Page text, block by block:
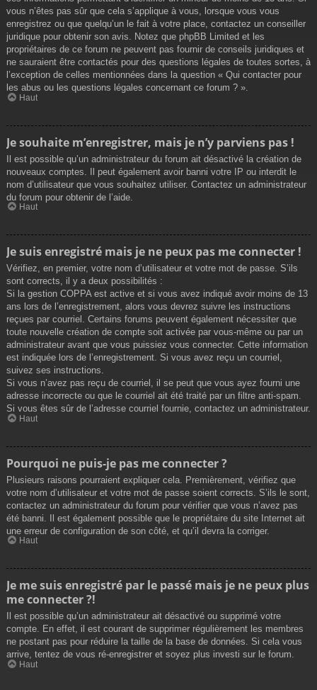
vous n’êtes pas sûr que cela s’applique à vous, lorsque vous vous
enregistrez ou que quelqu’un le fait à votre place, contactez un conseiller
juridique pour obtenir son avis. Notez que phpBB Limited et les
propriétaires de ce forum ne peuvent pas fournir de conseils juridiques et
ne sauraient être contactés pour des questions légales de toutes sortes, à
l’exception de celles mentionnées dans la question « Qui contacter pour
les abus ou les questions légales concernant ce forum ? ».
Haut
Je souhaite m’enregistrer, mais je n’y parviens pas !
Il est possible qu’un administrateur du forum ait désactivé la création de
nouveaux comptes. Il peut également avoir banni votre IP ou interdit le
nom d’utilisateur que vous souhaitez utiliser. Contactez un administrateur
du forum pour obtenir de l’aide.
Haut
Je suis enregistré mais je ne peux pas me connecter !
Vérifiez, en premier, votre nom d’utilisateur et votre mot de passe. S’ils
sont corrects, il y a deux possibilités :
Si la gestion COPPA est active et si vous avez indiqué avoir moins de 13
ans lors de l’enregistrement, alors vous devrez suivre les instructions
reçues par courriel. Certains forums peuvent également nécessiter que
toute nouvelle création de compte soit activée par vous-même ou par un
administrateur avant que vous puissiez vous connecter. Cette information
est indiquée lors de l’enregistrement. Si vous avez reçu un courriel,
suivez ses instructions.
Si vous n’avez pas reçu de courriel, il se peut que vous ayez fourni une
adresse incorrecte ou que le courriel ait été traité par un filtre anti-spam.
Si vous êtes sûr de l’adresse courriel fournie, contactez un administrateur.
Haut
Pourquoi ne puis-je pas me connecter ?
Plusieurs raisons pourraient expliquer cela. Premièrement, vérifiez que
votre nom d’utilisateur et votre mot de passe soient corrects. S’ils le sont,
contactez un administrateur du forum pour vérifier que vous n’avez pas
été banni. Il est également possible que le propriétaire du site Internet ait
une erreur de configuration de son côté, et qu’il devra la corriger.
Haut
Je me suis enregistré par le passé mais je ne peux plus
me connecter ?!
Il est possible qu’un administrateur ait désactivé ou supprimé votre
compte. En effet, il est courant de supprimer régulièrement les membres
ne postant pas pour réduire la taille de la base de données. Si cela vous
arrive, tentez de vous ré-enregistrer et soyez plus investi sur le forum.
Haut